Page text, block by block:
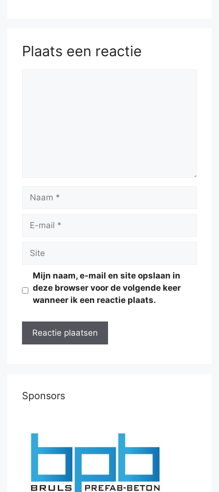
Plaats een reactie
Naam
Site
Mijn naam, e-mail en site opslaan in
deze browser voor de volgende keer
wanneer ik een reactie plaats.
Sponsors